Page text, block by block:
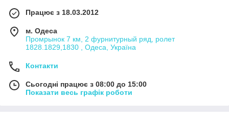
Працює з 18.03.2012
м. Одеса
Промрынок 7 км, 2 фурнитурный ряд, ролет
1828.1829,1830 , Одеса, Україна
Контакти
Сьогодні працює з 08:00 до 15:00
Показати весь графік роботи